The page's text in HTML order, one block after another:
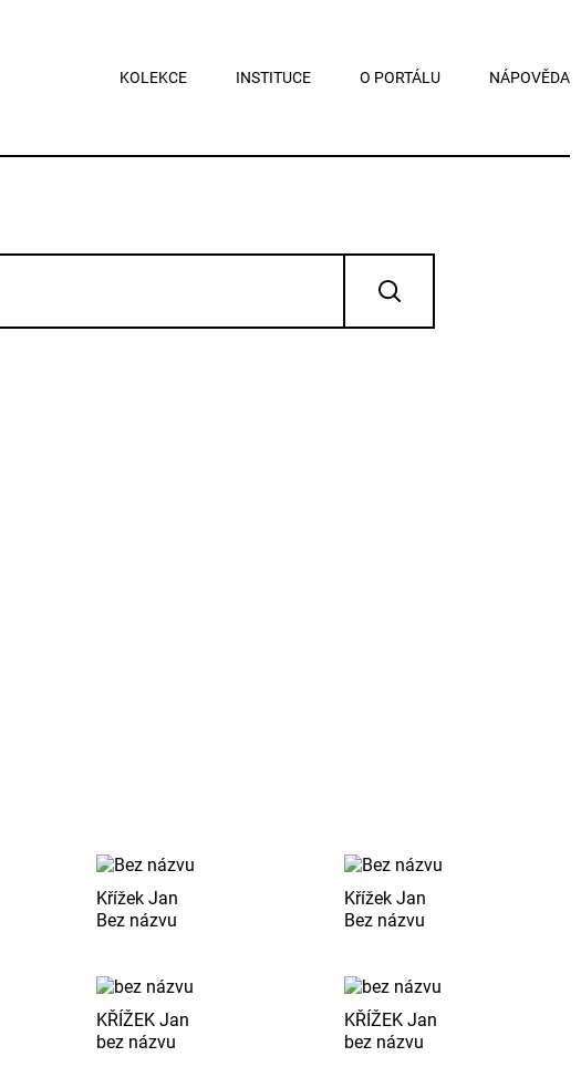
KOLEKCE INSTITUCE O PORTÁLU NÁPOVĚDA
Křížek Jan
Bez názvu
Křížek Jan
Bez názvu
KŘÍŽEK Jan
bez názvu
KŘÍŽEK Jan
bez názvu